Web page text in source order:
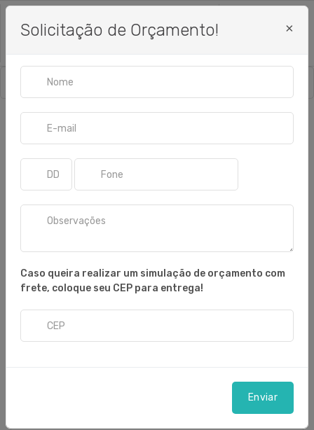
Home PARA CASA
ORGANIZADORES DE GAVETAS
Solicitação de Orçamento! ×
Caso queira realizar um simulação de orçamento com
frete, coloque seu CEP para entrega!
Enviar